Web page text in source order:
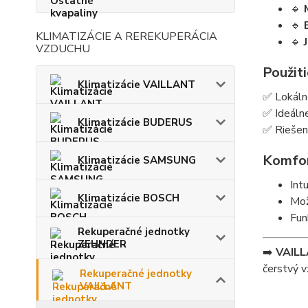
KLIMATIZÁCIE A REREKUPERÁCIA
VZDUCHU
Klimatizácie VAILLANT
Klimatizácie BUDERUS
Klimatizácie SAMSUNG
Klimatizácie BOSCH
Rekuperačné jednotky
ZEHNDER
Rekuperačné jednotky
VAILLANT
🔹
🔹
🔹
✅
✅
✅
➡️
čerstvý